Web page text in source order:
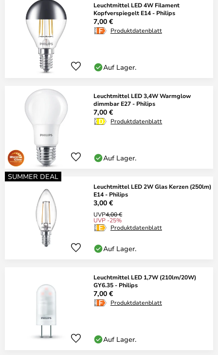
Leuchtmittel LED 4W Filament
Kopfverspiegelt E14 - Philips
7,00 €
Produktdatenblatt
Auf Lager.
Leuchtmittel LED 3,4W Warmglow
dimmbar E27 - Philips
7,00 €
Produktdatenblatt
Auf Lager.
SUMMER DEAL
Leuchtmittel LED 2W Glas Kerzen (250lm)
E14 - Philips
3,00 €
UVP4,00 €
UVP -25%
Produktdatenblatt
Auf Lager.
Leuchtmittel LED 1,7W (210lm/20W)
GY6.35 - Philips
7,00 €
Produktdatenblatt
Auf Lager.